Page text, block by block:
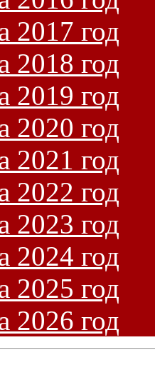
2017 год
2018 год
2019 год
2020 год
2021 год
2022 год
2023 год
2024 год
2025 год
2026 год